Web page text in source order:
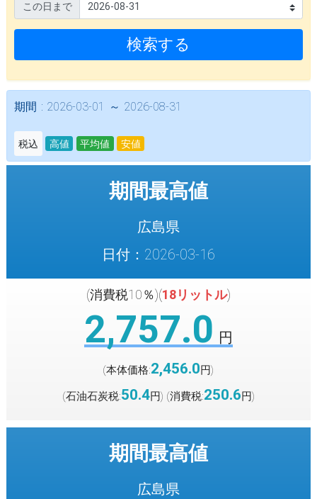
この日まで
検索する
期間 : 2026-03-01 ～ 2026-08-31
税込 高値 平均値 安値
期間最高値
広島県
日付：2026-03-16
(消費税10％)(18リットル)
2,757.0 円
(本体価格:2,456.0円)
(石油石炭税:50.4円) (消費税:250.6円)
期間最高値
広島県